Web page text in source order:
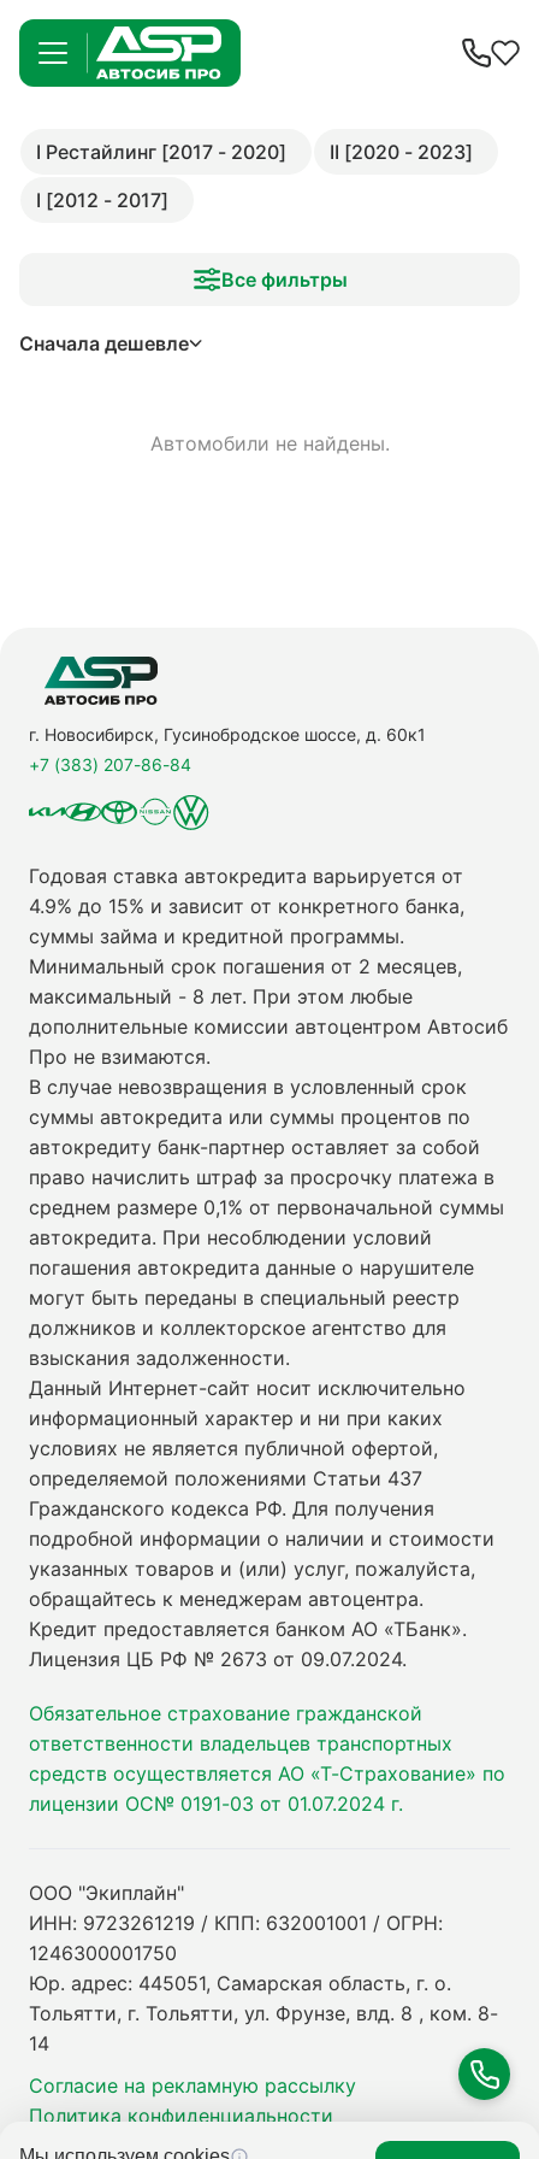
I Рестайлинг [2017 - 2020]
II [2020 - 2023]
I [2012 - 2017]
Все фильтры
Сначала дешевле
Автомобили не найдены.
г. Новосибирск, Гусинобродское шоссе, д. 60к1
+7 (383) 207-86-84
Годовая ставка автокредита варьируется от
4.9% до 15% и зависит от конкретного банка,
суммы займа и кредитной программы.
Минимальный срок погашения от 2 месяцев,
максимальный - 8 лет. При этом любые
дополнительные комиссии автоцентром Автосиб
Про не взимаются.
В случае невозвращения в условленный срок
суммы автокредита или суммы процентов по
автокредиту банк-партнер оставляет за собой
право начислить штраф за просрочку платежа в
среднем размере 0,1% от первоначальной суммы
автокредита. При несоблюдении условий
погашения автокредита данные о нарушителе
могут быть переданы в специальный реестр
должников и коллекторское агентство для
взыскания задолженности.
Данный Интернет-сайт носит исключительно
информационный характер и ни при каких
условиях не является публичной офертой,
определяемой положениями Статьи 437
Гражданского кодекса РФ. Для получения
подробной информации о наличии и стоимости
указанных товаров и (или) услуг, пожалуйста,
обращайтесь к менеджерам автоцентра.
Кредит предоставляется банком АО «ТБанк».
Лицензия ЦБ РФ № 2673 от 09.07.2024.
Обязательное страхование гражданской
ответственности владельцев транспортных
средств осуществляется АО «Т-Страхование» по
лицензии ОС№ 0191-03 от 01.07.2024 г.
ООО "Экиплайн"
ИНН: 9723261219 / КПП: 632001001 / ОГРН:
1246300001750
Юр. адрес: 445051, Самарская область, г. о.
Тольятти, г. Тольятти, ул. Фрунзе, влд. 8 , ком. 8-
14
Согласие на рекламную рассылку
Политика конфиденциальности